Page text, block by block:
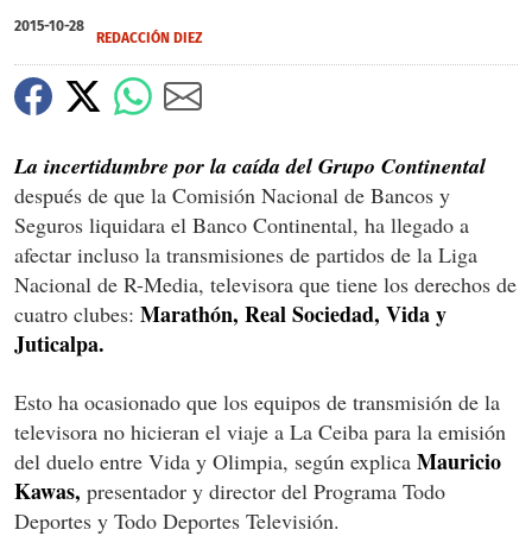
2015-10-28
REDACCIÓN DIEZ
La incertidumbre por la caída del Grupo Continental
después de que la Comisión Nacional de Bancos y
Seguros liquidara el Banco Continental, ha llegado a
afectar incluso la transmisiones de partidos de la Liga
Nacional de R-Media, televisora que tiene los derechos de
cuatro clubes: Marathón, Real Sociedad, Vida y
Juticalpa.
Esto ha ocasionado que los equipos de transmisión de la
televisora no hicieran el viaje a La Ceiba para la emisión
del duelo entre Vida y Olimpia, según explica Mauricio
Kawas, presentador y director del Programa Todo
Deportes y Todo Deportes Televisión.